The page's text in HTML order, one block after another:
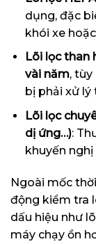
dụng, đặc
khói xe
Lõi lọc than
vài năm,
bị phải xử lý
Lõi lọc
dị ứng…):
khuyến
Ngoài mốc
động kiểm tra
dấu hiệu như
máy chạy ồn